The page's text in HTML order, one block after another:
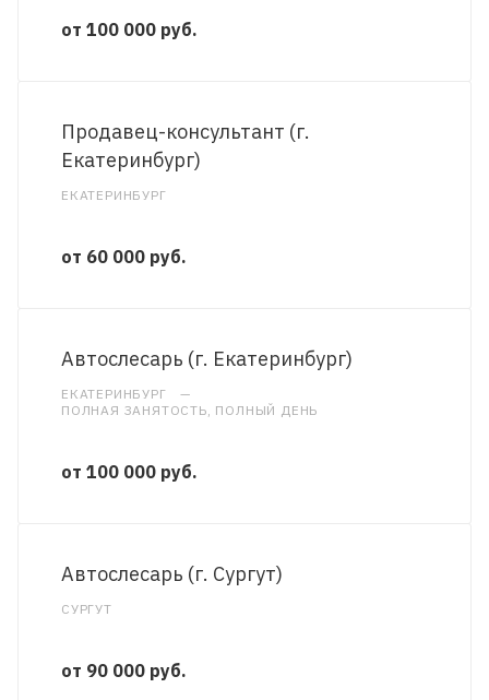
от 100 000 руб.
Продавец-консультант (г.
Екатеринбург)
ЕКАТЕРИНБУРГ
от 60 000 руб.
Автослесарь (г. Екатеринбург)
ЕКАТЕРИНБУРГ
—
ПОЛНАЯ ЗАНЯТОСТЬ, ПОЛНЫЙ ДЕНЬ
от 100 000 руб.
Автослесарь (г. Сургут)
СУРГУТ
от 90 000 руб.